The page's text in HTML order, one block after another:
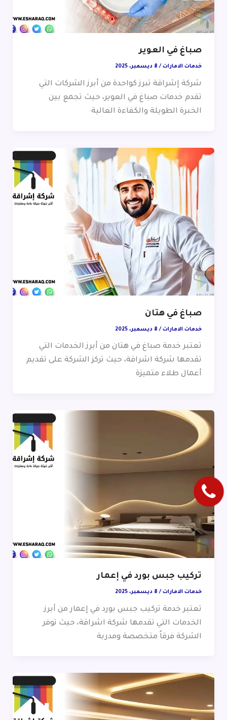
صباغ في العوير
خدمات الامارات/ 8 ديسمبر، 2025
شركة إشراقة تبرز كواحدة من أبرز الشركات التي
تقدم خدمات صباغ في العوير، حيث تجمع بين
الخبرة الطويلة والكفاءة العالية
صباغ في هتان
خدمات الامارات/ 8 ديسمبر، 2025
تعتبر خدمة صباغ في هتان من أبرز الخدمات التي
تقدمها شركة اشراقة، حيث تركز الشركة على تقديم
أعمال طلاء متميزة
تركيب جبس بورد في إعمار
خدمات الامارات/ 8 ديسمبر، 2025
تعتبر خدمة تركيب جبس بورد في إعمار من أبرز
الخدمات التي تقدمها شركة اشراقة، حيث توفر
الشركة فرقاً متخصصة ومدربة